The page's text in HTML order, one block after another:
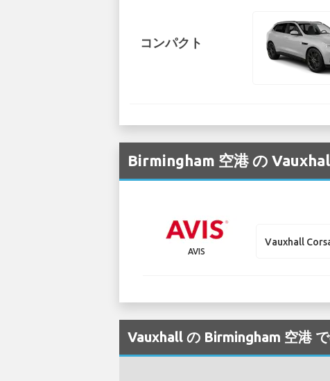
コンパクト
Birmingham 空港 の
AVIS
Vauxhall
Vauxhall の Birmingham 空港